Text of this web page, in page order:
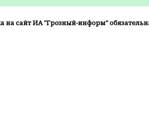
сайт ИА "Грозный-информ"